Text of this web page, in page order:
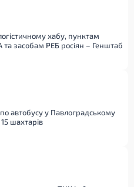
хабу, пунктам
та засобам РЕБ росіян – Генштаб
по автобусу у Павлоградському
шахтарів